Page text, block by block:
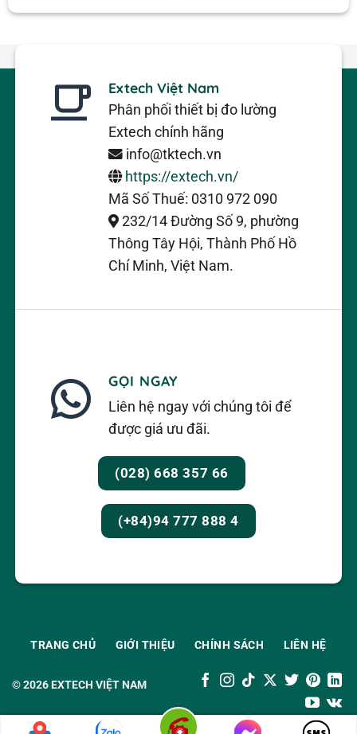
Extech Việt Nam
Phân phối thiết bị đo lường
Extech chính hãng
info@tktech.vn
https://extech.vn/
Mã Số Thuế: 0310 972 090
232/14 Đường Số 9, phường
Thông Tây Hội, Thành Phố Hồ
Chí Minh, Việt Nam.
GỌI NGAY
Liên hệ ngay với chúng tôi để
được giá ưu đãi.
(028) 668 357 66
(+84)94 777 888 4
© 2026EXTECH VIỆT NAM
TRANG CHỦ GIỚI THIỆU CHÍNH SÁCH LIÊN HỆ